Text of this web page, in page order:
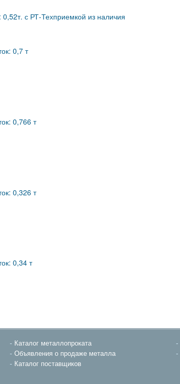
с РТ-Техприемкой из наличия
0,7 т
0,766 т
0,326 т
0,34 т
Каталог металлопроката
Объявления о продаже металла
Каталог поставщиков